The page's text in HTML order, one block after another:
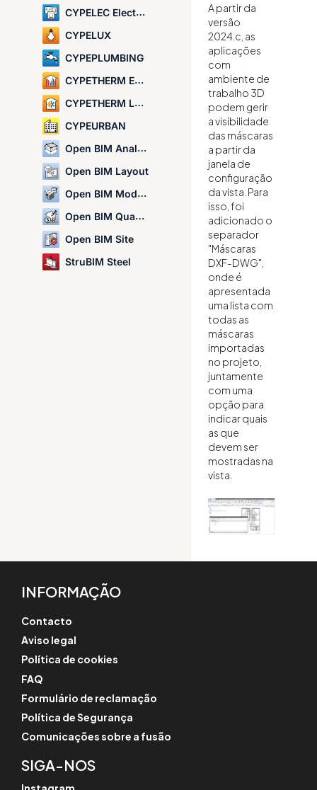
CYPELEC Electrical Mechanisms
CYPELUX
CYPEPLUMBING
CYPETHERM EPlus
CYPETHERM LOADS
CYPEURBAN
Open BIM Analytical Model
Open BIM Layout
Open BIM Model Checker
Open BIM Quantities
Open BIM Site
StruBIM Steel
A partir da
versão
2024.c, as
aplicações
com
ambiente de
trabalho 3D
podem gerir
a visibilidade
das máscaras
a partir da
janela de
configuração
da vista. Para
isso, foi
adicionado o
separador
"Máscaras
DXF-DWG",
onde é
apresentada
uma lista com
todas as
máscaras
importadas
no projeto,
juntamente
com uma
opção para
indicar quais
as que
devem ser
mostradas na
vista.
INFORMAÇÃO
Contacto
Aviso legal
Política de cookies
FAQ
Formulário de reclamação
Política de Segurança
Comunicações sobre a fusão
SIGA-NOS